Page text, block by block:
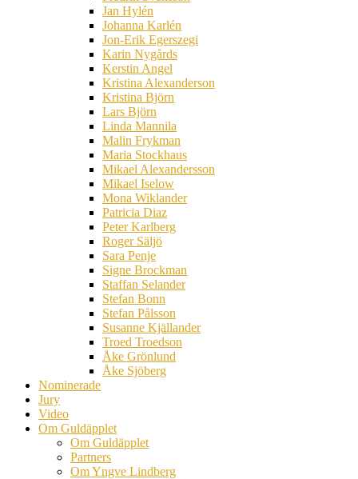
Jan Hylén
Johanna Karlén
Jon-Erik Egerszegi
Karin Nygårds
Kerstin Angel
Kristina Alexanderson
Kristina Björn
Lars Björn
Linda Mannila
Malin Frykman
Maria Stockhaus
Mikael Alexandersson
Mikael Iselow
Mona Wiklander
Patricia Diaz
Peter Karlberg
Roger Säljö
Sara Penje
Signe Brockman
Staffan Selander
Stefan Bonn
Stefan Pålsson
Susanne Kjällander
Troed Troedson
Åke Grönlund
Åke Sjöberg
Nominerade
Jury
Video
Om Guldäpplet
Om Guldäpplet
Partners
Om Yngve Lindberg